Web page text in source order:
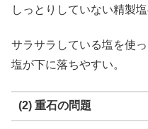
しっとりしていない精製塩
サラサラしている塩を使
塩が下に落ちやすい。
(2) 重石の問題